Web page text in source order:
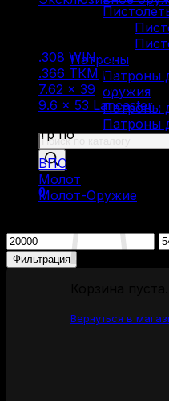
Патроны
Патроны
оружия
Патроны
Патроны
Поиск
товаров
0
Вернуться в
.308 WIN (2)
.366 ТКМ (1)
7.62 × 39 (1)
9.6 × 53 Lancaster
Фильтр по
ВПО
Молот
Молот-Оружие
Минимальная
цена
Фильтрация